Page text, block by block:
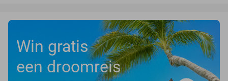
Win gratis
een droomreis